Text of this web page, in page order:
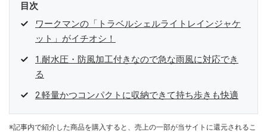
目次
ワークマンの「トラベルシェルライトレインジャケ
ット」がイチオシ！
1.耐水圧・防風加工付きなので急な雨風に対応でき
る
2.軽量かつコンパクトに収納できて持ち歩きも快適
※記事内で紹介した商品を購入すると、売上の一部が当サイトに還元されるこ